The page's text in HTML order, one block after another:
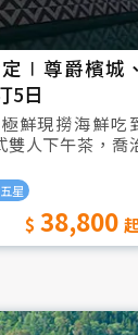
∣尊爵檳城、
5日
鮮現撈海鮮吃
雙人下午茶，喬
星
38,800